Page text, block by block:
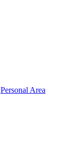
Personal Area